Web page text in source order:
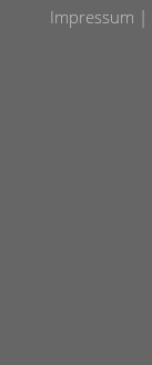
Impressum